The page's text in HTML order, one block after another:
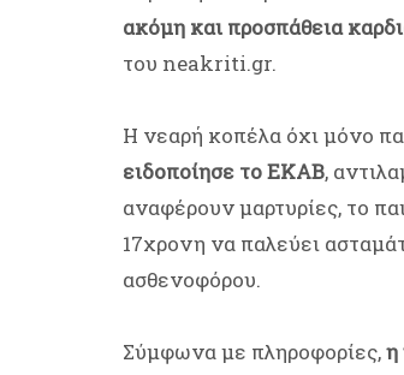
ακόμη και προσπάθεια
του neakriti.gr.
Η νεαρή κοπέλα όχι μόνο
ειδοποίησε το ΕΚΑΒ,
αναφέρουν μαρτυρίες, το
17χρονη να παλεύει
ασθενοφόρου.
Σύμφωνα με πληροφορίες,η